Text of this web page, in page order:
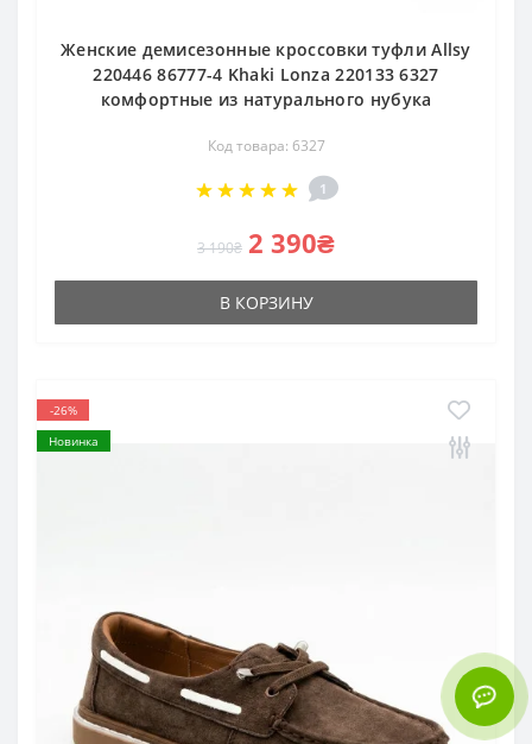
Женские демисезонные кроссовки туфли Allsy
220446 86777-4 Khaki Lonza 220133 6327
комфортные из натурального нубука
Код товара: 6327
1
3 190₴ 2 390₴
В КОРЗИНУ
-26%
Новинка